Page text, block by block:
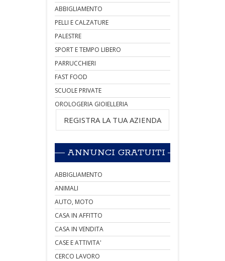
ABBIGLIAMENTO
PELLI E CALZATURE
PALESTRE
SPORT E TEMPO LIBERO
PARRUCCHIERI
FAST FOOD
SCUOLE PRIVATE
OROLOGERIA GIOIELLERIA
REGISTRA LA TUA AZIENDA
ANNUNCI GRATUITI
ABBIGLIAMENTO
ANIMALI
AUTO, MOTO
CASA IN AFFITTO
CASA IN VENDITA
CASE E ATTIVITA'
CERCO LAVORO